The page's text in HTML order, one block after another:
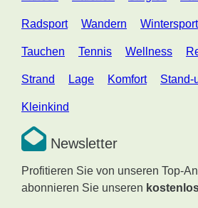
Radsport Wandern Wintersport
Tauchen Tennis Wellness
Strand Lage Komfort Stand-
Kleinkind
Newsletter
Profitieren Sie von unseren Top-
abonnieren Sie unseren